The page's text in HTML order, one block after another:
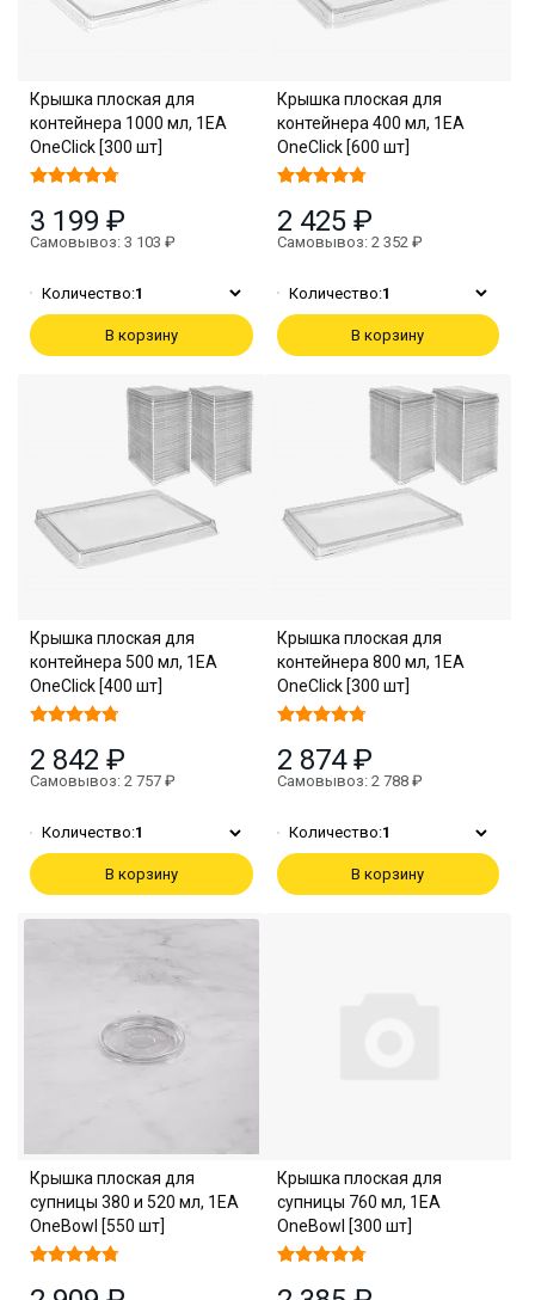
Крышка плоская для
контейнера 1000 мл, 1EA
OneClick [300 шт]
3 199 ₽
Самовывоз: 3 103 ₽
Количество:1
В корзину
Крышка плоская для
контейнера 400 мл, 1EA
OneClick [600 шт]
2 425 ₽
Самовывоз: 2 352 ₽
Количество:1
В корзину
Крышка плоская для
контейнера 500 мл, 1EA
OneClick [400 шт]
2 842 ₽
Самовывоз: 2 757 ₽
Количество:1
В корзину
Крышка плоская для
контейнера 800 мл, 1EA
OneClick [300 шт]
2 874 ₽
Самовывоз: 2 788 ₽
Количество:1
В корзину
Крышка плоская для
супницы 380 и 520 мл, 1EA
OneBowl [550 шт]
Крышка плоская для
супницы 760 мл, 1EA
OneBowl [300 шт]